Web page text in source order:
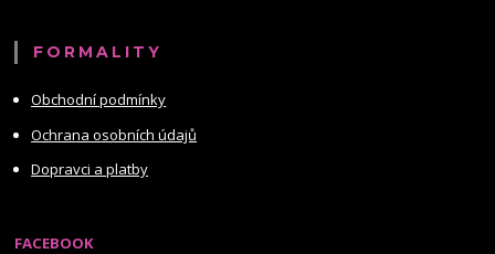
FORMALITY
Obchodní podmínky
Ochrana osobních údajů
Dopravci a platby
FACEBOOK